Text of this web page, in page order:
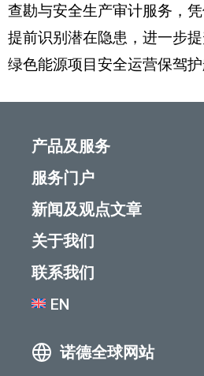
查勘与安全生产审计服务，
提前识别潜在隐患，进一步
绿色能源项目安全运营保驾护
产品及服务
服务门户
新闻及观点文章
关于我们
联系我们
EN
诺德全球网站